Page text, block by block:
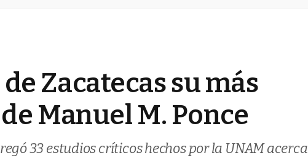
Zacatecas su más
Manuel M. Ponce
33 estudios críticos hechos por la UNAM acerca